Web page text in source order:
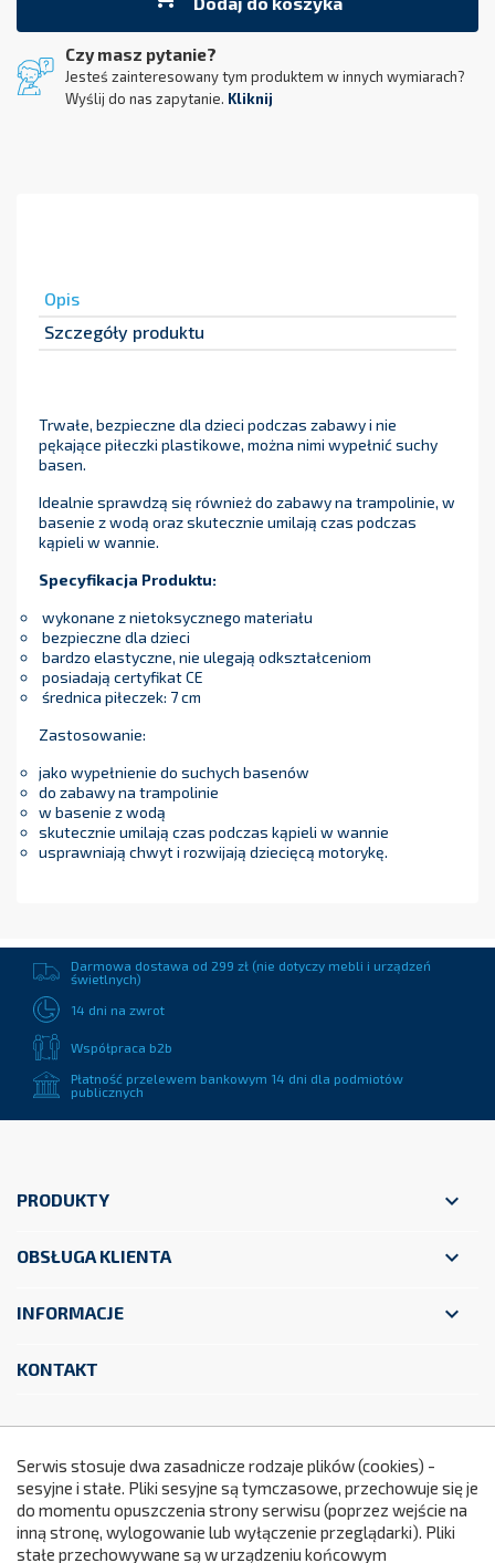
Czy masz pytanie?
Jesteś zainteresowany tym produktem w innych wymiarach?
Wyślij do nas zapytanie. Kliknij
Opis
Szczegóły produktu
Trwałe, bezpieczne dla dzieci podczas zabawy i nie
pękające piłeczki plastikowe, można nimi wypełnić suchy
basen.
Idealnie sprawdzą się również do zabawy na trampolinie, w
basenie z wodą oraz skutecznie umilają czas podczas
kąpieli w wannie.
Specyfikacja Produktu:
wykonane z nietoksycznego materiału
bezpieczne dla dzieci
bardzo elastyczne, nie ulegają odkształceniom
posiadają certyfikat CE
średnica piłeczek: 7 cm
Zastosowanie:
jako wypełnienie do suchych basenów
do zabawy na trampolinie
w basenie z wodą
skutecznie umilają czas podczas kąpieli w wannie
usprawniają chwyt i rozwijają dziecięcą motorykę.
Darmowa dostawa od 299 zł (nie dotyczy mebli i urządzeń
świetlnych)
14 dni na zwrot
Współpraca b2b
Płatność przelewem bankowym 14 dni dla podmiotów
publicznych
PRODUKTY 
OBSŁUGA KLIENTA 
INFORMACJE 
KONTAKT
Serwis stosuje dwa zasadnicze rodzaje plików (cookies) -
sesyjne i stałe. Pliki sesyjne są tymczasowe, przechowuje się je
do momentu opuszczenia strony serwisu (poprzez wejście na
inną stronę, wylogowanie lub wyłączenie przeglądarki). Pliki
stałe przechowywane są w urządzeniu końcowym